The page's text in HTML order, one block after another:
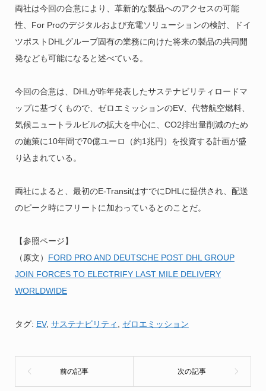
両社は今回の合意により、革新的な製品へのアクセスの可能
性、For Proのデジタルおよび充電ソリューションの検討、ドイ
ツポストDHLグループ固有の業務に向けた将来の製品の共同開
発なども可能になると述べている。
今回の合意は、DHLが昨年発表したサステナビリティロードマ
ップに基づくもので、ゼロエミッションのEV、代替航空燃料、
気候ニュートラルビルの拡大を中心に、CO2排出量削減のため
の施策に10年間で70億ユーロ（約1兆円）を投資する計画が盛
り込まれている。
両社によると、最初のE-TransitはすでにDHLに提供され、配送
のピーク時にフリートに加わっているとのことだ。
【参照ページ】
（原文） FORD PRO AND DEUTSCHE POST DHL GROUP
JOIN FORCES TO ELECTRIFY LAST MILE DELIVERY
WORLDWIDE
タグ: EV, サステナビリティ ゼロエミッション